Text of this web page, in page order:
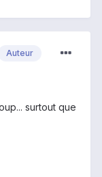
Auteur
surtout que